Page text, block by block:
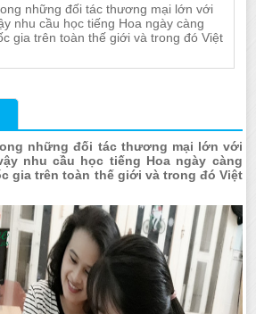
những đối tác thương mại lớn với
nhu cầu học tiếng Hoa ngày càng
gia trên toàn thế giới và trong đó Việt
những đối tác thương mại lớn với
nhu cầu học tiếng Hoa ngày càng
gia trên toàn thế giới và trong đó Việt